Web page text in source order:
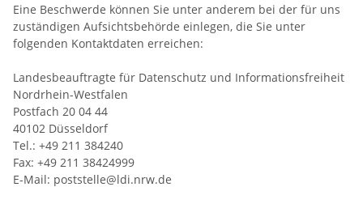
Eine Beschwerde können Sie unter anderem bei der für uns
zuständigen Aufsichtsbehörde einlegen, die Sie unter
folgenden Kontaktdaten erreichen:
Landesbeauftragte für Datenschutz und Informationsfreiheit
Nordrhein-Westfalen
Postfach 20 04 44
40102 Düsseldorf
Tel.: +49 211 384240
Fax: +49 211 38424999
E-Mail: poststelle@ldi.nrw.de